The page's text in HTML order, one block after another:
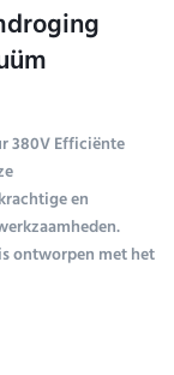
380V Efficiënte
en
ontworpen met het